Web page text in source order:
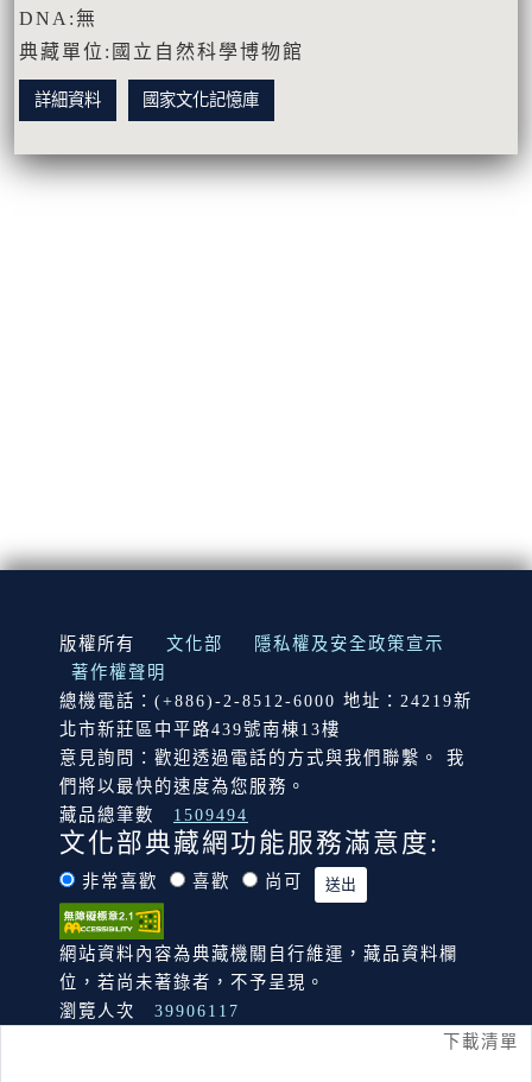
下載清單
DNA:無
典藏單位:國立自然科學博物館
詳細資料 國家文化記憶庫
:::
版權所有 文化部
隱私權及安全政策宣示
著作權聲明
總機電話：(+886)-2-8512-6000 地址：24219新
北市新莊區中平路439號南棟13樓
意見詢問：歡迎透過電話的方式與我們聯繫。 我
們將以最快的速度為您服務。
藏品總筆數
1509494
文化部典藏網功能服務滿意度:
非常喜歡 喜歡 尚可
網站資料內容為典藏機關自行維運，藏品資料欄
位，若尚未著錄者，不予呈現。
瀏覽人次
39906117